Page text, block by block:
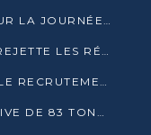
HENRI DJOMBO À L’HONNEUR POUR LA JOURNÉE MONDIALE DU THÉÂTRE
PRÉSIDENTIELLE : DESTIN GAVET REJETTE LES RÉSULTATS ET APPELLE À UN DIALOGUE NATIONAL
ENSEIGNEMENT : L’ENFICE LANCE LE RECRUTEMENT DE SA PREMIÈRE PROMOTION DE PROFESSEURS DES ÉCOLES
AGL MET SUR RAIL UNE LOCOMOTIVE DE 83 TONNES À POINTE-NOIRE